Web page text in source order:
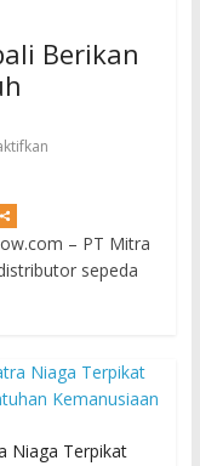
Berikan
– PT Mitra
sepeda
Niaga Terpikat